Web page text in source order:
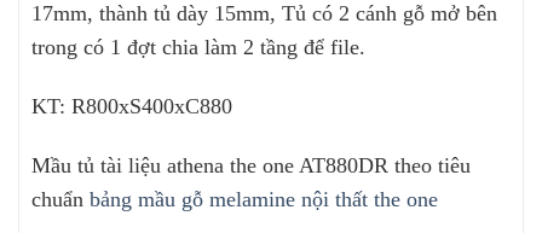
17mm, thành tủ dày 15mm, Tủ có 2 cánh gỗ mở bên
trong có 1 đợt chia làm 2 tầng để file.
KT: R800xS400xC880
Mầu tủ tài liệu athena the one AT880DR theo tiêu
chuẩn bảng mầu gỗ melamine nội thất the one